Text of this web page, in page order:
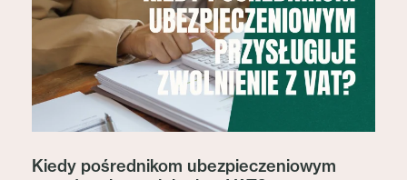
Kiedy pośrednikom ubezpieczeniowym